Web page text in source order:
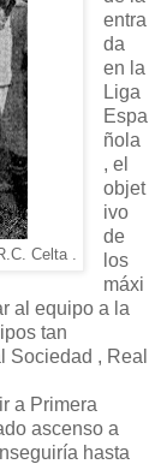
Celta .
entra
da
en la
Liga
Espa
ñola
, el
objet
ivo
de
los
máxi
al equipo a la
tan
Sociedad , Real
a Primera
ascenso a
hasta